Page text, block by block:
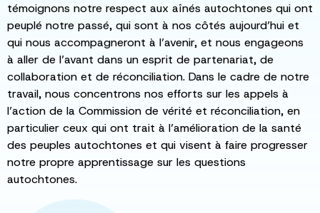
témoignons notre respect aux aînés autochtones qui ont
peuplé notre passé, qui sont à nos côtés aujourd’hui et
qui nous accompagneront à l’avenir, et nous engageons
à aller de l’avant dans un esprit de partenariat, de
collaboration et de réconciliation. Dans le cadre de notre
travail, nous concentrons nos efforts sur les appels à
l’action de la Commission de vérité et réconciliation, en
particulier ceux qui ont trait à l’amélioration de la santé
des peuples autochtones et qui visent à faire progresser
notre propre apprentissage sur les questions
autochtones.